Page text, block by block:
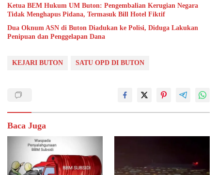
Ketua BEM Hukum UM Buton: Pengembalian Kerugian Negara
Tidak Menghapus Pidana, Termasuk Bill Hotel Fiktif
Dua Oknum ASN di Buton Diadukan ke Polisi, Diduga Lakukan
Penipuan dan Penggelapan Dana
KEJARI BUTON SATU OPD DI BUTON
Baca Juga